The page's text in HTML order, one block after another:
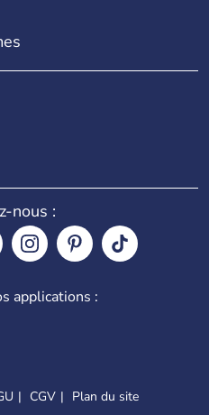
nous :
applications :
CGV Plan du site